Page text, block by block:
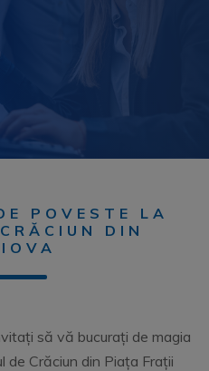
POVESTE LA
DIN
să vă bucurați de magia
de Crăciun din Piața Frații